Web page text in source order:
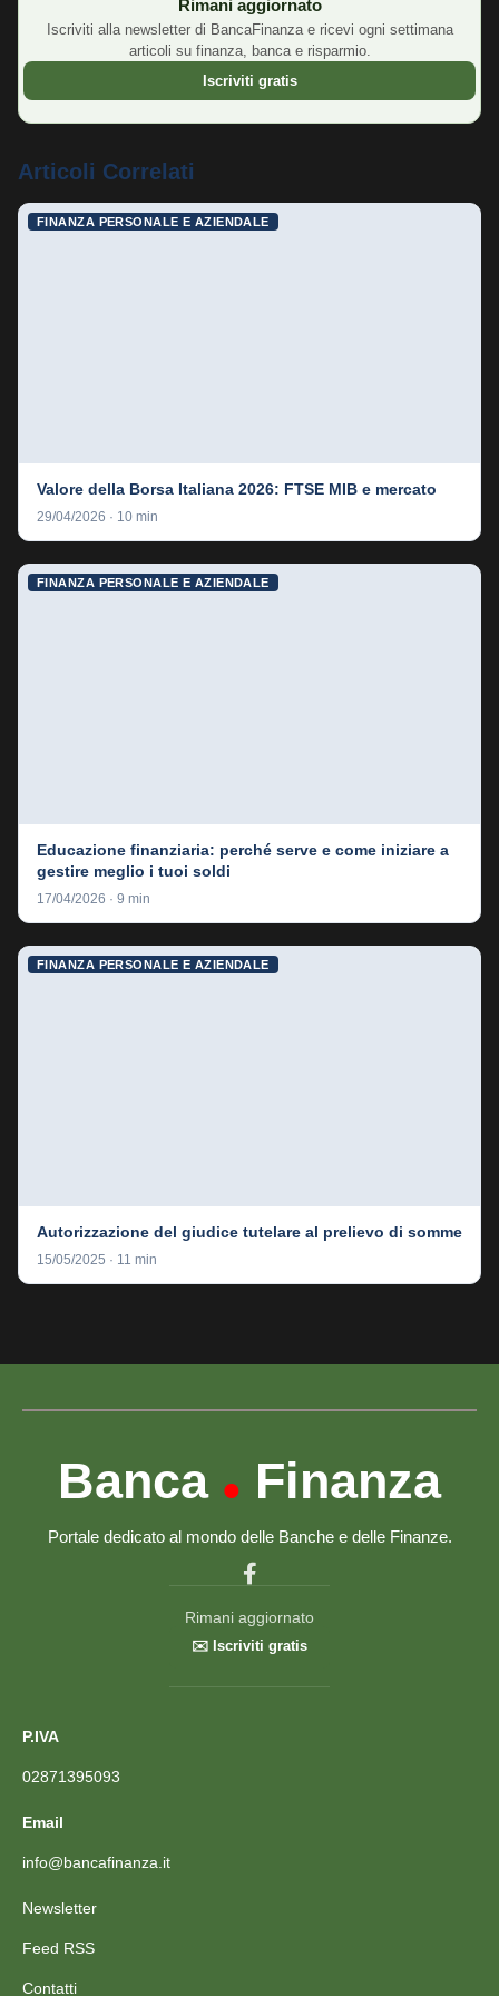
Occuparsi delle proprie finanze non richiede una laurea in
economia. Richiede curiosità, un po' di disciplina e la
dieci anni fa. Il secondo momento migliore è adesso.
Rimani aggiornato
Iscriviti alla newsletter di BancaFinanza e ricevi ogni settimana
articoli su finanza, banca e risparmio.
Iscriviti gratis
Articoli Correlati
FINANZA PERSONALE E AZIENDALE
Valore della Borsa Italiana 2026: FTSE MIB e mercato
29/04/2026 · 10 min
FINANZA PERSONALE E AZIENDALE
Educazione finanziaria: perché serve e come iniziare a
gestire meglio i tuoi soldi
17/04/2026 · 9 min
FINANZA PERSONALE E AZIENDALE
Autorizzazione del giudice tutelare al prelievo di somme
15/05/2025 · 11 min
Banca • Finanza
Portale dedicato al mondo delle Banche e delle Finanze.
Rimani aggiornato
✉️ Iscriviti gratis
P.IVA
02871395093
Email
info@bancafinanza.it
Newsletter
Feed RSS
Contatti